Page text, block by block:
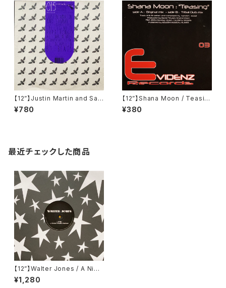
【12”】Justin Martin and Sam
my D feat Fernando Rivera
/ The Legend Of Papacho
¥780
【12”】Shana Moon / Teasin
g (Evidenz) (EVIDENZ 003)
¥380
最近チェックした商品
【12”】Walter Jones / A Nigh
t In Newark (Permanent Va
cation) (PERMVAC 114-1)
¥1,280